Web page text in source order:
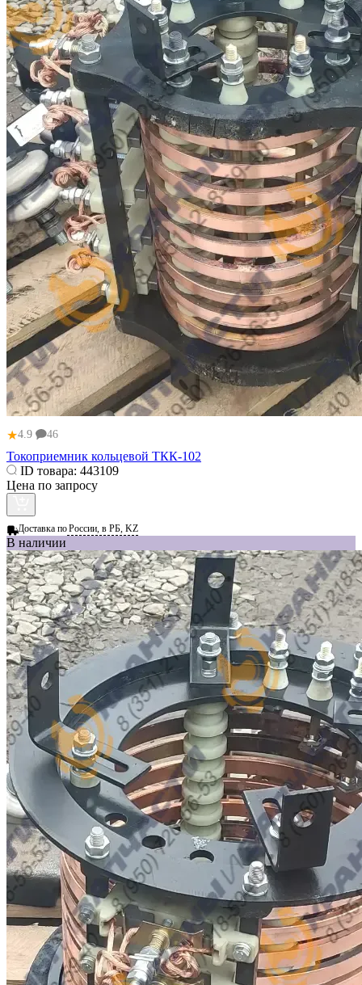
★4.9 46
Токоприемник кольцевой ТКК-102
ID товара: 443109
Цена по запросу
Доставка поРоссии, в РБ, KZ
В наличии